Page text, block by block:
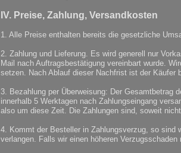
IV. Preise, Zahlung, Versandkosten
1. Alle Preise enthalten bereits die gesetzliche
2. Zahlung und Lieferung. Es wird generell nur
Mail nach Auftragsbestätigung vereinbart wurde.
setzen. Nach Ablauf dieser Nachfrist ist der Käufer
3. Bezahlung per Überweisung: Der Gesamtbetrag
innerhalb 5 Werktagen nach Zahlungseingang
also um diese Zeit. Die Zahlungen sind, soweit
4. Kommt der Besteller in Zahlungsverzug, so sind
verlangen. Falls wir einen höheren